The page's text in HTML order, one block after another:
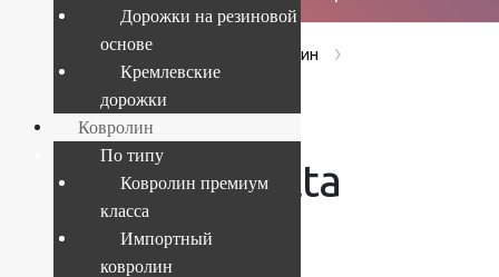
› Products Ковролин ›
Ковролин Balta
Master 011
Дорожки на резиновой
основе
Кремлевские
дорожки
Ковролин
По типу
Ковролин премиум
класса
Импортный
ковролин